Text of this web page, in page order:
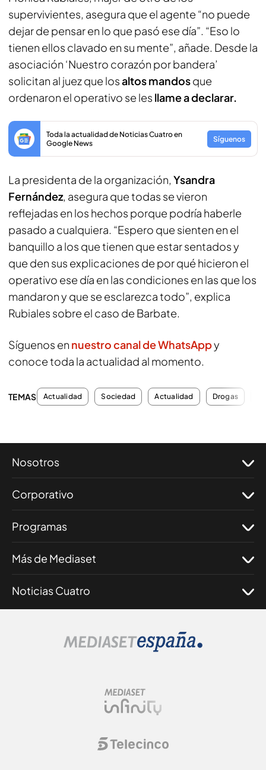
supervivientes, asegura que el agente “no puede
dejar de pensar en lo que pasó ese día”. “Eso lo
tienen ellos clavado en su mente”, añade. Desde la
asociación ‘Nuestro corazón por bandera’
solicitan al juez que losaltos mandosque
ordenaron el operativo se les llame a declarar.
Toda la actualidad de Noticias Cuatro en
Google News
Síguenos
La presidenta de la organización, Ysandra
Fernández, asegura que todas se vieron
reflejadas en los hechos porque podría haberle
pasado a cualquiera. “Espero que sienten en el
banquillo a los que tienen que estar sentados y
que den sus explicaciones de por qué hicieron el
operativo ese día en las condiciones en las que los
mandaron y que se esclarezca todo”, explica
Rubiales sobre el caso de Barbate.
Síguenos en nuestro canal de WhatsAppy
conoce toda la actualidad al momento.
TEMAS Actualidad Sociedad Actualidad Drogas
Nosotros
Corporativo
Programas
Más de Mediaset
Noticias Cuatro